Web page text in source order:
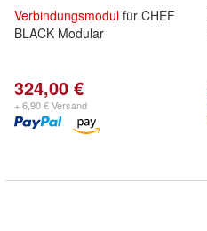
Verbindungsmodul für CHEF
BLACK Modular
324,00 €
+ 6,90 € Versand